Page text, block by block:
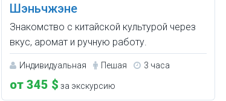
Шэньчжэне
Знакомство с китайской культурой через
вкус, аромат и ручную работу.
Индивидуальная Пешая 3 часа
от 345 $ за экскурсию